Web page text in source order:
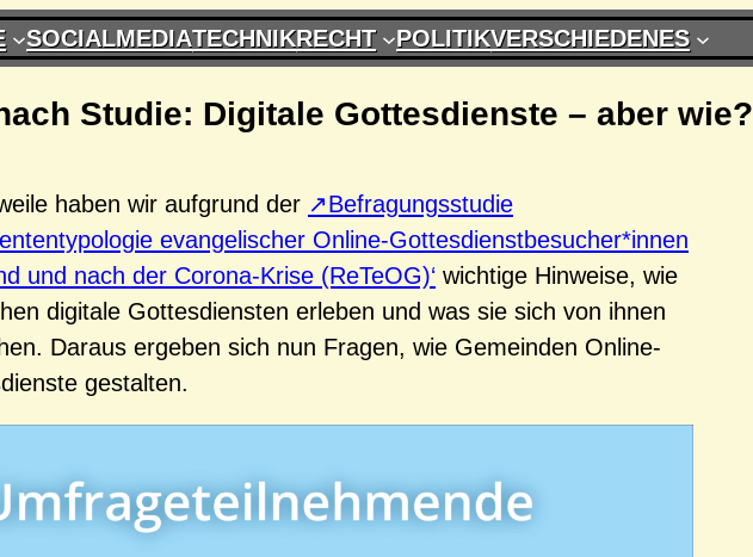
SOCIALMEDIATECHNIKRECHT POLITIKVERSCHIEDENES
Studie: Digitale Gottesdienste – aber wie?
haben wir aufgrund der
Befragungsstudie
evangelischer Online-Gottesdienstbesucher*innen
und nach der Corona-Krise (ReTeOG)‘ wichtige Hinweise, wie
digitale Gottesdiensten erleben und was sie sich von ihnen
Daraus ergeben sich nun Fragen, wie Gemeinden Online-
gestalten.